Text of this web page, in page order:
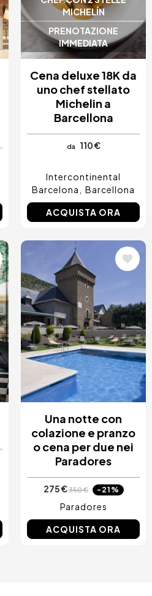
MICHELÍN
PRENOTAZIONE
IMMEDIATA
Cena deluxe 18K da
uno chef stellato
Michelin a
Barcellona
da 110 €
Intercontinental
Barcelona
Barcellona
ACQUISTA ORA
Immagine
Una notte con
colazione e pranzo
o cena per due nei
Paradores
275 €350 € -21%
Paradores
ACQUISTA ORA